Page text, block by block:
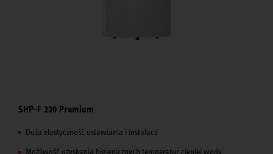
SHP-F 220 Premium
Duża elastyczność ustawiania i instalacji
Możliwość uzyskania higienicznych temperatur ciepłej wody